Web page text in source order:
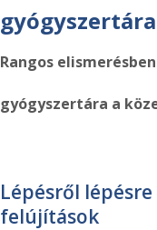
gyógyszertára
Rangos
gyógyszertára a
Lépésről
felújítások